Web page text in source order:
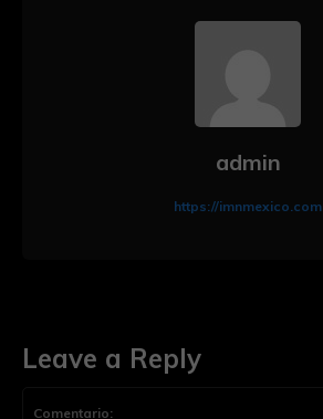
Leave a Reply
admin
https://imnmexico.com